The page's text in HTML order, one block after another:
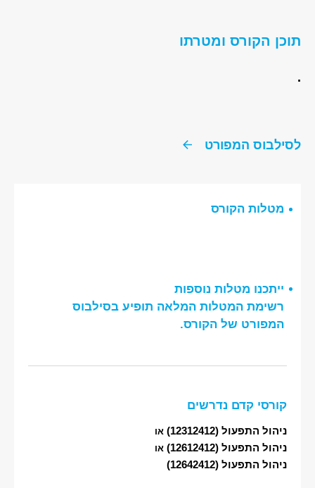
תוכן הקורס ומטרתו
.
לסילבוס המפורט
מטלות הקורס
ייתכנו מטלות נוספות
רשימת המטלות המלאה תופיע בסילבוס
המפורט של הקורס.
קורסי קדם נדרשים
ניהול התפעול (12312412) או
ניהול התפעול (12612412) או
ניהול התפעול (12642412)